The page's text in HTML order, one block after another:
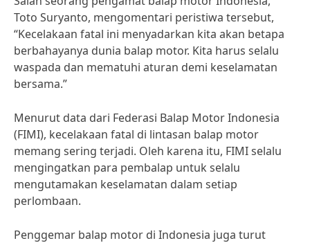
Toto Suryanto, mengomentari peristiwa tersebut,
“Kecelakaan fatal ini menyadarkan kita akan betapa
berbahayanya dunia balap motor. Kita harus selalu
waspada dan mematuhi aturan demi keselamatan
bersama.”
Menurut data dari Federasi Balap Motor Indonesia
(FIMI), kecelakaan fatal di lintasan balap motor
memang sering terjadi. Oleh karena itu, FIMI selalu
mengingatkan para pembalap untuk selalu
mengutamakan keselamatan dalam setiap
perlombaan.
Penggemar balap motor di Indonesia juga turut